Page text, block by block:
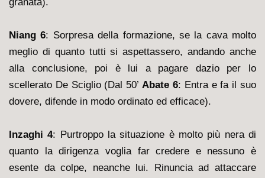
Niang 6: Sorpresa della formazione, se la cava molto
meglio di quanto tutti si aspettassero, andando anche
alla conclusione, poi è lui a pagare dazio per lo
scellerato De Sciglio (Dal 50’Abate 6: Entra e fa il suo
dovere, difende in modo ordinato ed efficace).
Inzaghi 4: Purtroppo la situazione è molto più nera di
quanto la dirigenza voglia far credere e nessuno è
esente da colpe, neanche lui. Rinuncia ad attaccare